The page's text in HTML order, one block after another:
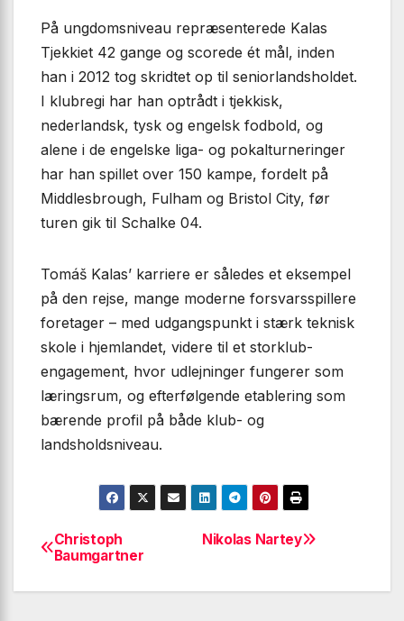
På ungdomsniveau repræsenterede Kalas
Tjekkiet 42 gange og scorede ét mål, inden
han i 2012 tog skridtet op til seniorlandsholdet.
I klubregi har han optrådt i tjekkisk,
nederlandsk, tysk og engelsk fodbold, og
alene i de engelske liga- og pokalturneringer
har han spillet over 150 kampe, fordelt på
Middlesbrough, Fulham og Bristol City, før
turen gik til Schalke 04.
Tomáš Kalas’ karriere er således et eksempel
på den rejse, mange moderne forsvarsspillere
foretager – med udgangspunkt i stærk teknisk
skole i hjemlandet, videre til et storklub-
engagement, hvor udlejninger fungerer som
læringsrum, og efterfølgende etablering som
bærende profil på både klub- og
landsholdsniveau.
Indlægsnavigation
Nikolas Nartey
Christoph
Baumgartner